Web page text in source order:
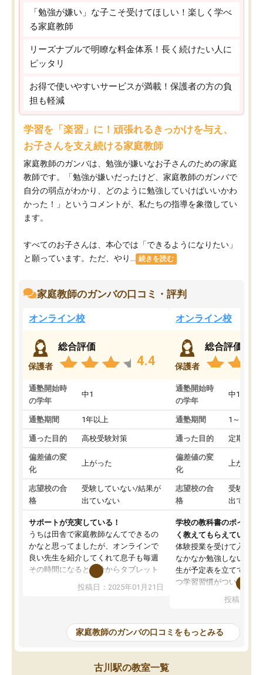
「勉強が嫌い」な子こそ受けてほしい！楽しく学べ
る家庭教師
リーズナブルで明瞭な料金体系！長く続けたい人に
ピッタリ
お得で使いやすいサービスが満載！保護者の方の負
担も軽減
学習を「楽習」に！頑張れるきっかけを与え、
お子さんを支え続ける家庭教師
家庭教師のガンバは、勉強が嫌いなお子さんのための家庭
教師です。「勉強が嫌いだったけど、家庭教師のガンバで
自分の弱点がわかり、どのように勉強していけばいいかわ
かった！」というコメントが、私たちの指導を象徴してい
ます。
すべてのお子さんは、本心では「できるようになりたい」
と願っています。ただ、やり...
続きを読む
家庭教師のガンバの口コミ・評判
オンライン校
保護者
総合評価
4.4
通塾開始時
の学年
中1
通塾期間 1年以上
通った目的 高校受験対策
偏差値の変
化
上がった
志望校の合
格
受験していない/結果が
出ていない
サポートが充実している！
うちは田舎で家庭教師なんてできるの
かなと思ってましたが、オンラインで
良い先生を紹介してくれて息子も毎週
その時間になると自分からタブレット
を開いてzoomを繋げるようになりまし
た！5科目なんでもOKなのもとても気
めて1年ほどだった今では平均点以上の
科目が増えてきました！あと1年受験ま
であるので無料の週末教室を使用しな
がら頑張って欲しいと思います！
投稿日：2025年01月21日
オンライン校
保護者
総合評価
通塾開始時
の学年
中1
通塾期間 1～3ヵ月
通った目的 定期テス
偏差値の変
化
上がった
志望校の合
格
受験して
出ていな
学校の教科書のポイント
く教えてもらえている
体験授業を受けて入塾し
なかなか勉強しない息子
生が予定表を立ててくれ
つ学習習慣がついてきま
指導が無い日も予定表
問できるのでとても助か
投稿日：
家庭教師のガンバの口コミをもっとみる
古川駅の教室一覧